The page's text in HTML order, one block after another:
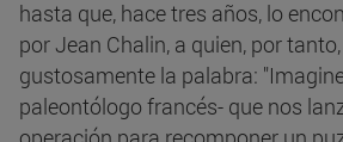
hasta que, hace tres años, lo
por Jean Chalin, a quien, por
gustosamente la palabra:
paleontólogo francés- que nos